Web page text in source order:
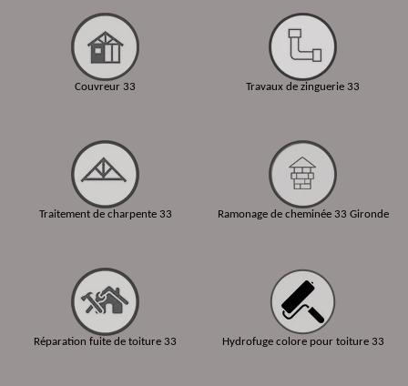
Couvreur 33
Traitement de charpente 33
Réparation fuite de toiture 33
Travaux de zinguerie 33
Ramonage de cheminée 33 Gironde
Hydrofuge colore pour toiture 33